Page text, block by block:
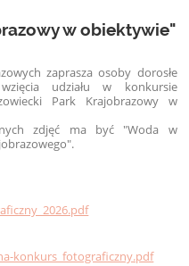
w obiektywie"
zaprasza osoby dorosłe
udziału w konkursie
Park Krajobrazowy w
zdjęć ma być "Woda w
konkurs_fotograficzny.pdf